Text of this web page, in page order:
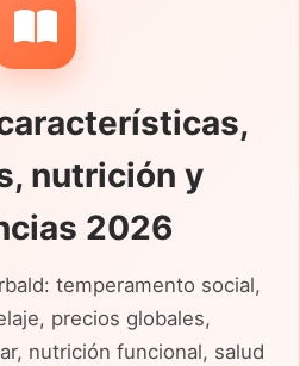
nutrición y
2026
temperamento social,
precios globales,
nutrición funcional, salud